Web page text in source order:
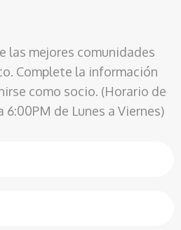
las mejores comunidades
Complete la información
como socio. (Horario de
de Lunes a Viernes)